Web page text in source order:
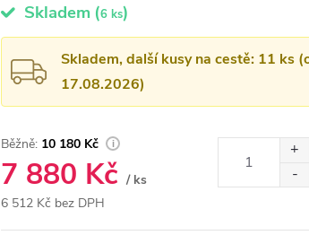
Skladem (6 ks)
Skladem, další kusy na cestě: 11 ks
17.08.2026)
10 180 Kč
7 880 Kč / ks
6 512 Kč bez DPH